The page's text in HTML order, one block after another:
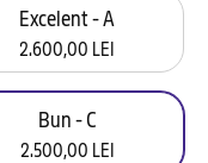
Excelent - A
2.600,00 LEI
Bun - C
2.500,00 LEI